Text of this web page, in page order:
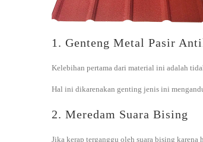
1. Genteng Metal Pasir
Kelebihan pertama dari material ini adalah
Hal ini dikarenakan genting jenis ini
2. Meredam Suara Bising
Jika kerap terganggu oleh suara bising